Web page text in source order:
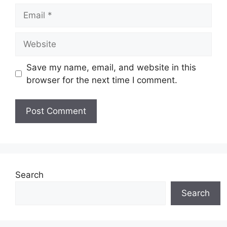
Save my name, email, and website in this
browser for the next time I comment.
Search
Search